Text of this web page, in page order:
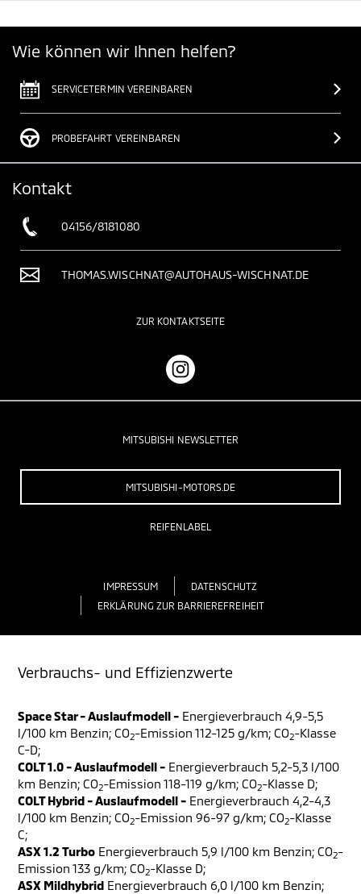
Wie können wir Ihnen helfen?
SERVICETERMIN VEREINBAREN
PROBEFAHRT VEREINBAREN
Kontakt
04156/8181080
THOMAS.WISCHNAT@AUTOHAUS-WISCHNAT.DE
ZUR KONTAKTSEITE
MITSUBISHI NEWSLETTER
MITSUBISHI-MOTORS.DE
REIFENLABEL
IMPRESSUM
DATENSCHUTZ
ERKLÄRUNG ZUR BARRIEREFREIHEIT
Verbrauchs- und Effizienzwerte
Space Star - Auslaufmodell - Energieverbrauch 4,9-5,5
l/100 km Benzin; CO2-Emission 112-125 g/km; CO2-Klasse
C-D;
COLT 1.0 - Auslaufmodell - Energieverbrauch 5,2-5,3 l/100
km Benzin; CO2-Emission 118-119 g/km; CO2-Klasse D;
COLT Hybrid - Auslaufmodell - Energieverbrauch 4,2-4,3
l/100 km Benzin; CO2-Emission 96-97 g/km; CO2-Klasse
C;
ASX 1.2 Turbo Energieverbrauch 5,9 l/100 km Benzin; CO2-
Emission 133 g/km; CO2-Klasse D;
ASX Mildhybrid Energieverbrauch 6,0 l/100 km Benzin;